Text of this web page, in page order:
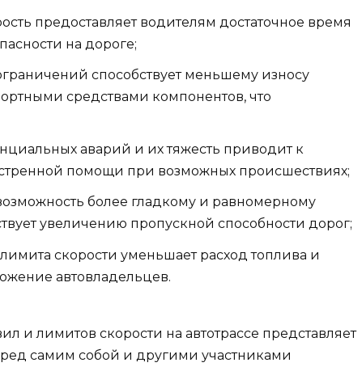
предоставляет водителям достаточное время
на дороге;
способствует меньшему износу
средствами компонентов, что
аварий и их тяжесть приводит к
помощи при возможных происшествиях;
более гладкому и равномерному
увеличению пропускной способности дорог;
скорости уменьшает расход топлива и
автовладельцев.
и лимитов скорости на автотрассе представляет
самим собой и другими участниками